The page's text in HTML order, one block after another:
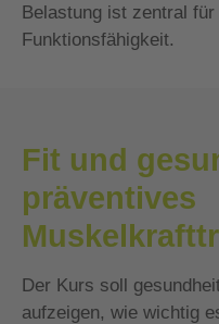
Belastung ist zentral
Funktionsfähigkeit.
Fit und
präventives
Der Kurs soll
aufzeigen, wie wichtig